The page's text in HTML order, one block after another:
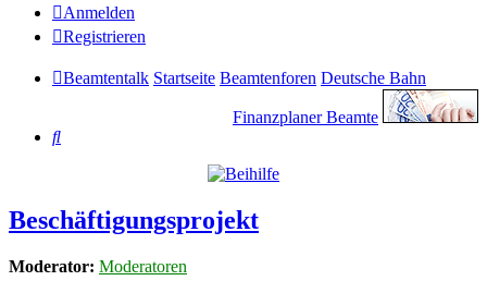
Anmelden
Registrieren
Beamtentalk Startseite Beamtenforen Deutsche Bahn
Finanzplaner Beamte
Suche
Beschäftigungsprojekt
Moderator: Moderatoren